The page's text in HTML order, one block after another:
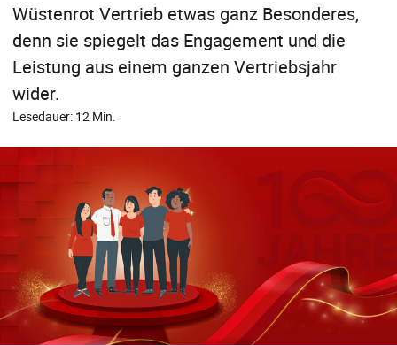
Wüstenrot Vertrieb etwas ganz Besonderes,
denn sie spiegelt das Engagement und die
Leistung aus einem ganzen Vertriebsjahr
wider.
Lesedauer: 12 Min.